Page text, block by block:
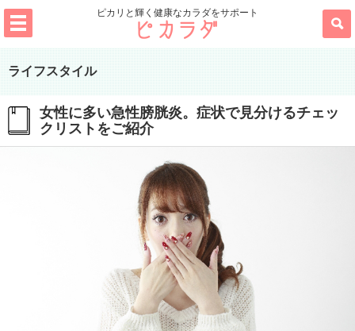
ピカリと輝く健康なカラダをサポート
ライフスタイル
女性に多い急性膀胱炎。症状で見分けるチェッ
クリストをご紹介